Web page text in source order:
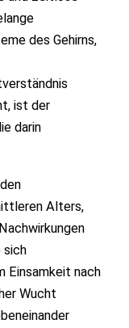
des Gehirns,
ist der
darin
Alters,
sich
Einsamkeit nach
Wucht